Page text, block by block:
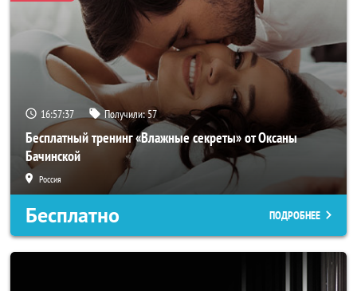
16:57:34 Получили:57
Бесплатный тренинг «Влажные секреты» от Оксаны
Бачинской
Россия
Бесплатно ПОДРОБНЕЕ